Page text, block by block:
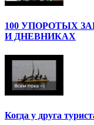
100 УПОРОТЫХ
И ДНЕВНИКАХ
Когда у друга